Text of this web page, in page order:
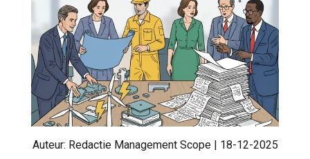
Auteur: Redactie Management Scope| 18-12-2025